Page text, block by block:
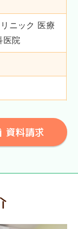
ニック 医療
医院
資料請求